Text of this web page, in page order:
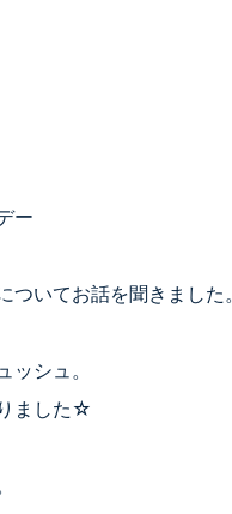
ー
いてお話を聞きました。
シュ。
ました☆